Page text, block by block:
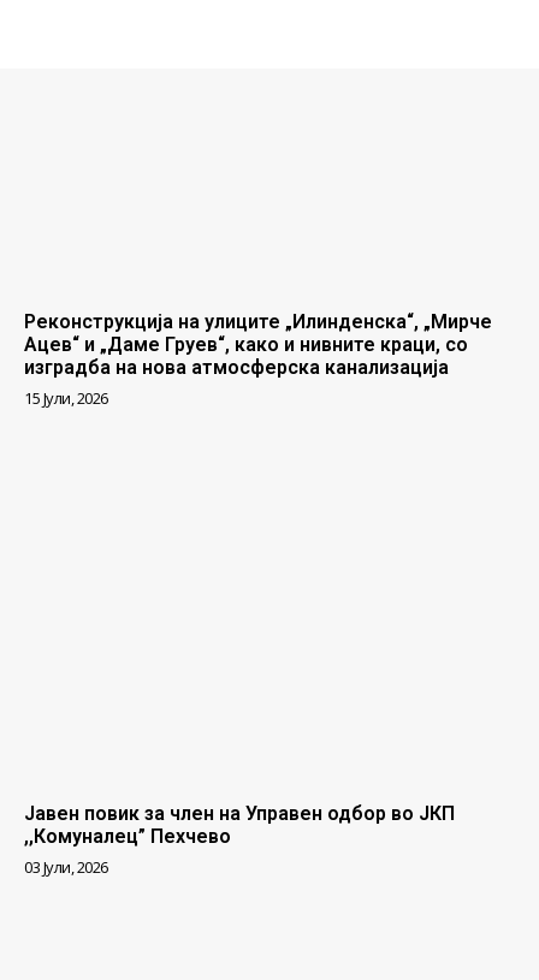
Реконструкција на улиците „Илинденска“, „Мирче
Ацев“ и „Даме Груев“, како и нивните краци, со
изградба на нова атмосферска канализација
15 Јули, 2026
Јавен повик за член на Управен одбор во ЈКП
,,Комуналец” Пехчево
03 Јули, 2026